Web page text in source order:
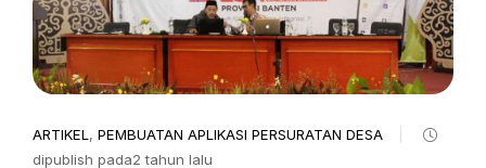
ARTIKEL , PEMBUATAN APLIKASI PERSURATAN DESA
dipublish pada2 tahun lalu